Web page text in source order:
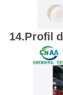
14.Profil